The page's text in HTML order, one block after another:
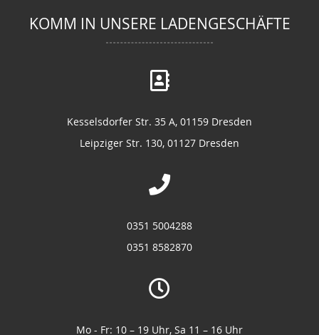
KOMM IN UNSERE LADENGESCHÄFTE
Kesselsdorfer Str. 35 A, 01159 Dresden
Leipziger Str. 130, 01127 Dresden
0351 5004288
0351 8582870
Mo - Fr: 10 – 19 Uhr, Sa 11 – 16 Uhr